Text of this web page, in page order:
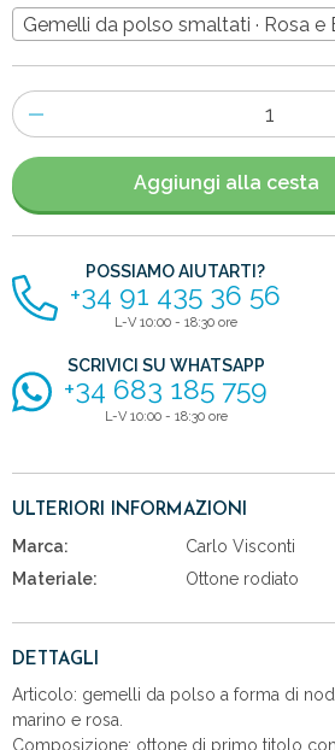
Gemelli da polso smaltati · Rosa e
Numero
di
articoli
Aggiungi alla cesta
POSSIAMO AIUTARTI?
+34 91 435 36 56
L-V 10:00 - 18:30 ore
SCRIVICI SU WHATSAPP
+34 683 185 759
L-V 10:00 - 18:30 ore
ULTERIORI INFORMAZIONI
Marca:
Carlo Visconti
Materiale:
Ottone rodiato
DETTAGLI
Articolo: gemelli da polso a forma di
marino e rosa.
Composizione: ottone di primo titolo